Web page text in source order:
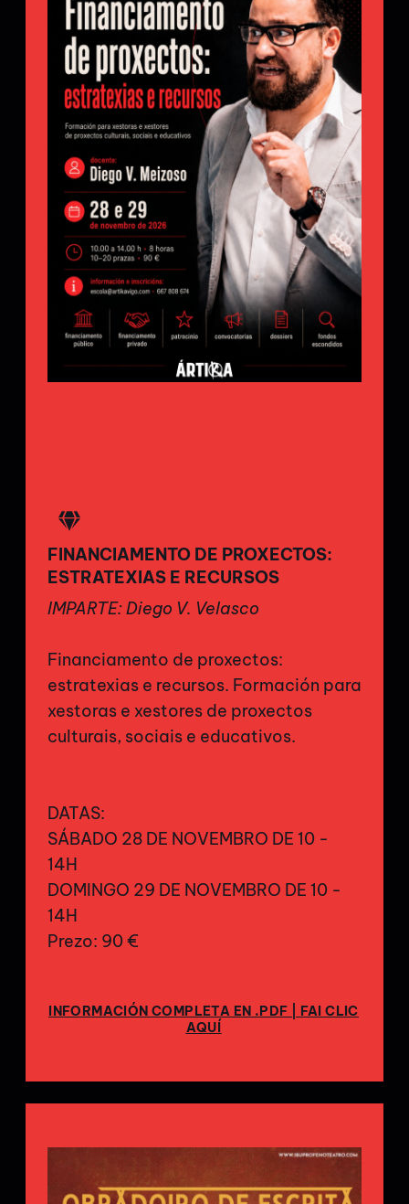
FINANCIAMENTO DE PROXECTOS:
ESTRATEXIAS E RECURSOS
IMPARTE: Diego V. Velasco
Financiamento de proxectos:
estratexias e recursos. Formación para
xestoras e xestores de proxectos
culturais, sociais e educativos.
DATAS:
SÁBADO 28 DE NOVEMBRO DE 10 -
14H
DOMINGO 29 DE NOVEMBRO DE 10 -
14H
Prezo: 90 €
INFORMACIÓN COMPLETA EN .PDF | FAI CLIC
AQUÍ